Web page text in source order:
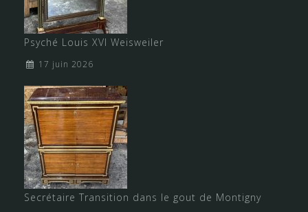
Psyché Louis XVI Weisweiler
17 juin 2026
Secrétaire Transition dans le gout de Montigny